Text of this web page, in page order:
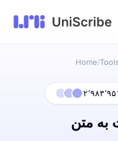
Home/Tools
به متن